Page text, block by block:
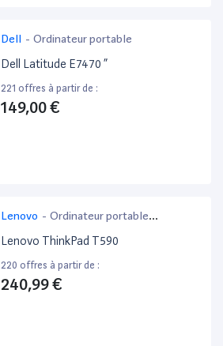
Dell - Ordinateur portable
Dell Latitude E7470 ”
221 offres à partir de :
149,00 €
Lenovo - Ordinateur portable
bureautique
Lenovo ThinkPad T590
220 offres à partir de :
240,99 €